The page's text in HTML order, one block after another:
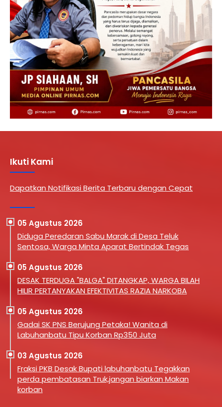
Ikuti Kami
Dapatkan Notifikasi Berita Terbaru dengan Cepat
05 Agustus 2026
Diduga Peredaran Sabu Marak di Desa Teluk
Sentosa, Warga Minta Aparat Bertindak Tegas
05 Agustus 2026
DESAK TERDUGA "BALGA" DITANGKAP, WARGA BILAH
HILIR PERTANYAKAN EFEKTIVITAS RAZIA NARKOBA
05 Agustus 2026
Gadai SK PNS Berujung Petaka! Wanita di
Labuhanbatu Tipu Korban Rp350 Juta
03 Agustus 2026
Fraksi PKB Desak Bupati labuhanbatu Tegakkan
perda pembatasan Truk,jangan biarkan Makan
korban